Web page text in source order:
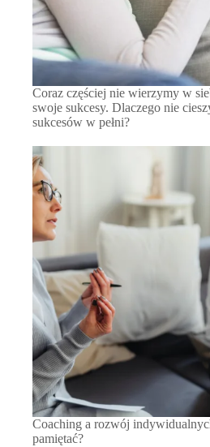
Coraz częściej nie wierzymy w
swoje sukcesy. Dlaczego nie
sukcesów w pełni?
Coaching a rozwój
pamiętać?